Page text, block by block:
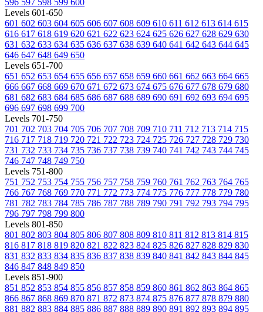
596 597 598 599 600
Levels 601-650
601 602 603 604 605 606 607 608 609 610 611 612 613 614 615
616 617 618 619 620 621 622 623 624 625 626 627 628 629 630
631 632 633 634 635 636 637 638 639 640 641 642 643 644 645
646 647 648 649 650
Levels 651-700
651 652 653 654 655 656 657 658 659 660 661 662 663 664 665
666 667 668 669 670 671 672 673 674 675 676 677 678 679 680
681 682 683 684 685 686 687 688 689 690 691 692 693 694 695
696 697 698 699 700
Levels 701-750
701 702 703 704 705 706 707 708 709 710 711 712 713 714 715
716 717 718 719 720 721 722 723 724 725 726 727 728 729 730
731 732 733 734 735 736 737 738 739 740 741 742 743 744 745
746 747 748 749 750
Levels 751-800
751 752 753 754 755 756 757 758 759 760 761 762 763 764 765
766 767 768 769 770 771 772 773 774 775 776 777 778 779 780
781 782 783 784 785 786 787 788 789 790 791 792 793 794 795
796 797 798 799 800
Levels 801-850
801 802 803 804 805 806 807 808 809 810 811 812 813 814 815
816 817 818 819 820 821 822 823 824 825 826 827 828 829 830
831 832 833 834 835 836 837 838 839 840 841 842 843 844 845
846 847 848 849 850
Levels 851-900
851 852 853 854 855 856 857 858 859 860 861 862 863 864 865
866 867 868 869 870 871 872 873 874 875 876 877 878 879 880
881 882 883 884 885 886 887 888 889 890 891 892 893 894 895